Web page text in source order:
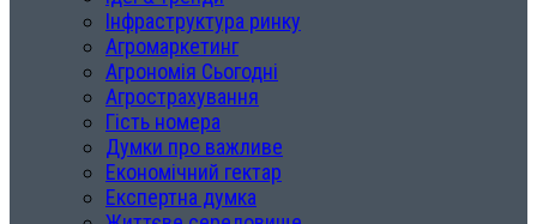
Інфраструктура ринку
Агромаркетинг
Агрономія Сьогодні
Агрострахування
Гість номера
Думки про важливе
Економічний гектар
Експертна думка